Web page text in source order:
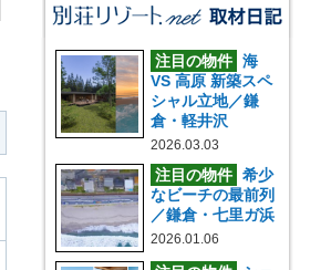
注目の物件 海
VS 高原 新築スペ
シャル立地／鎌
倉・軽井沢
2026.03.03
注目の物件 希少
なビーチの最前列
／鎌倉・七里ガ浜
2026.01.06